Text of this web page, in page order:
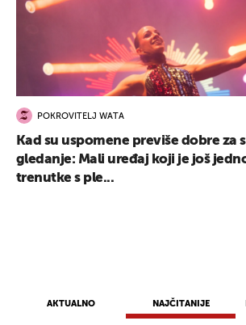
AKTUALNO NAJČITANIJE
POKROVITELJ WATA
Kad su uspomene previše dobre za
gledanje: Mali uređaj koji je još
trenutke s ple...